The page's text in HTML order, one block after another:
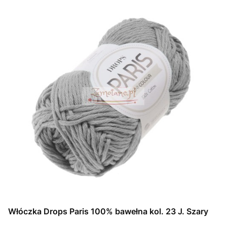
Włóczka Drops Paris 100% bawełna kol. 23 J. Szary